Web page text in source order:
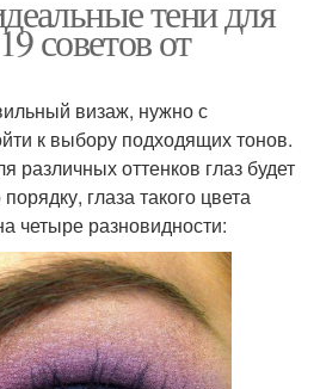
тени для
советов от
визаж, нужно с
к выбору подходящих тонов.
различных оттенков глаз будет
глаза такого цвета
четыре разновидности: